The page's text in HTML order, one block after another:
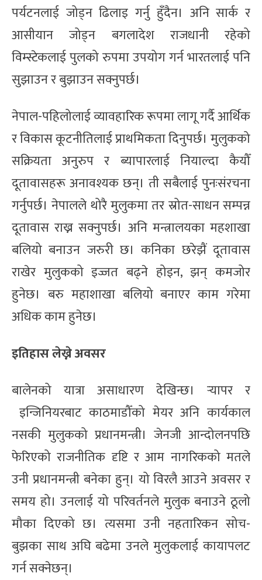
पर्यटनलाई जोड्न ढिलाइ गर्नु हुँदैन। अनि सार्क र
आसीयान जोड्न ब‌गलादेश राजधानी रहेको
विम्स्टेकलाई पुलको रुपमा उपयोग गर्न भारतलाई पनि
सुझाउन र बुझाउन सक्नुपर्छ।
नेपाल-पहिलोलाई व्यावहारिक रूपमा लागू गर्दै आर्थिक
र विकास कूटनीतिलाई प्राथमिकता दिनुपर्छ। मुलुकको
सक्रियता अनुरुप र ब्यापारलाई नियाल्दा कैयौँ
दूतावासहरू अनावश्यक छन्। ती सबैलाई पुनःसंरचना
गर्नुपर्छ। नेपालले थोरै मुलुकमा तर स्रोत-साधन सम्पन्न
दूतावास राख्न सक्नुपर्छ। अनि मन्त्रालयका महशाखा
बलियो बनाउन जरुरी छ। कनिका छरेझैं दूतावास
राखेर मुलुकको इज्जत बढ्ने होइन, झन् कमजोर
हुनेछ। बरु महाशाखा बलियो बनाएर काम गरेमा
अधिक काम हुनेछ।
इतिहास लेख्ने अवसर
बालेनको यात्रा असाधारण देखिन्छ। र्‍यापर र
इन्जिनियरबाट काठमाडौँको मेयर अनि कार्यकाल
नसकी मुलुकको प्रधानमन्त्री। जेनजी आन्दोलनपछि
फेरिएको राजनीतिक दृष्टि र आम नागरिकको मतले
उनी प्रधानमन्त्री बनेका हुन्। यो विरलै आउने अवसर र
समय हो। उनलाई यो परिवर्तनले मुलुक बनाउने ठूलो
मौका दिएको छ। त्यसमा उनी नहतारिकन सोच-
बुझका साथ अघि बढेमा उनले मुलुकलाई कायापलट
गर्न सक्नेछन्।